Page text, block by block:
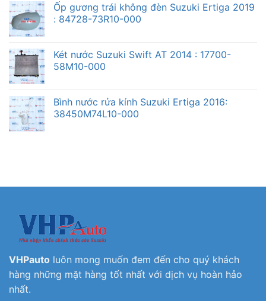
Ốp gương trái không đèn Suzuki Ertiga 2019
: 84728-73R10-000
Két nước Suzuki Swift AT 2014 : 17700-
58M10-000
Bình nước rửa kính Suzuki Ertiga 2016:
38450M74L10-000
VHPauto luôn mong muốn đem đến cho quý khách
hàng những mặt hàng tốt nhất với dịch vụ hoàn hảo
nhất.